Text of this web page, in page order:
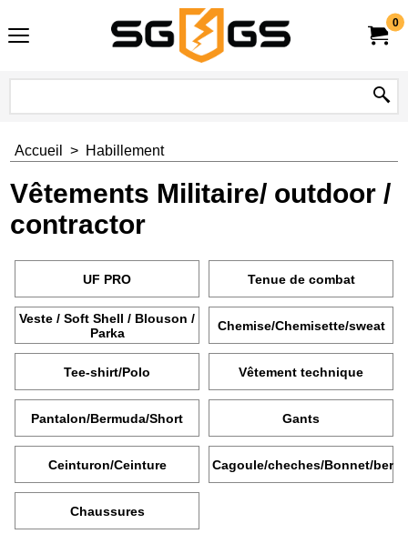
0
Accueil > Habillement
Vêtements Militaire/ outdoor /
contractor
UF PRO Tenue de combat
Veste / Soft Shell / Blouson /
Parka
Chemise/Chemisette/sweat
Tee-shirt/Polo Vêtement technique
Pantalon/Bermuda/Short Gants
Ceinturon/Ceinture Cagoule/cheches/Bonnet/
Chaussures